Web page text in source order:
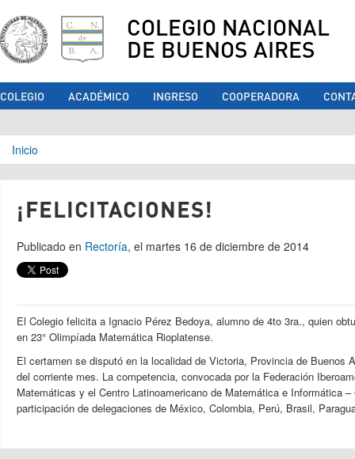
COLEGIO NACIONAL
DE BUENOS AIRES
COLEGIO ACADÉMICO INGRESO COOPERADORA
Se encuentra usted aquí
Inicio
¡FELICITACIONES!
Publicado en Rectoría, el martes 16 de diciembre de 2014
El Colegio felicita a Ignacio Pérez Bedoya, alumno de 4to 3ra., quien
en 23° Olimpíada Matemática Rioplatense.
El certamen se disputó en la localidad de Victoria, Provincia de Buenos
del corriente mes. La competencia, convocada por la Federación
Matemáticas y el Centro Latinoamericano de Matemática e Informática
participación de delegaciones de México, Colombia, Perú, Brasil,